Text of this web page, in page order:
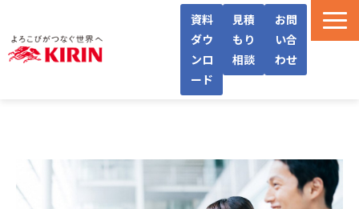
資料
ダウ
ンロ
ード
見積
もり
相談
お問
い合
わせ
導入フロー/料金
導入事例/インタビュー